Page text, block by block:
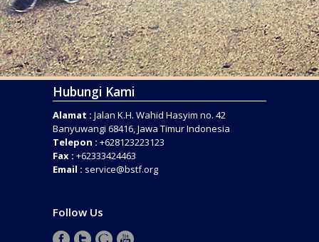
Hubungi Kami
Alamat : Jalan K.H. Wahid Hasyim no. 42
Banyuwangi 68416, Jawa Timur Indonesia
Telepon : +628123223123
Fax : +62333424463
Email : service@bstf.org
Follow Us